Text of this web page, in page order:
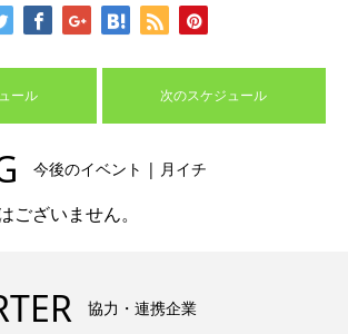
ール 次のスケジュール
今後のイベント | 月イチ
ございません。
協力・連携企業